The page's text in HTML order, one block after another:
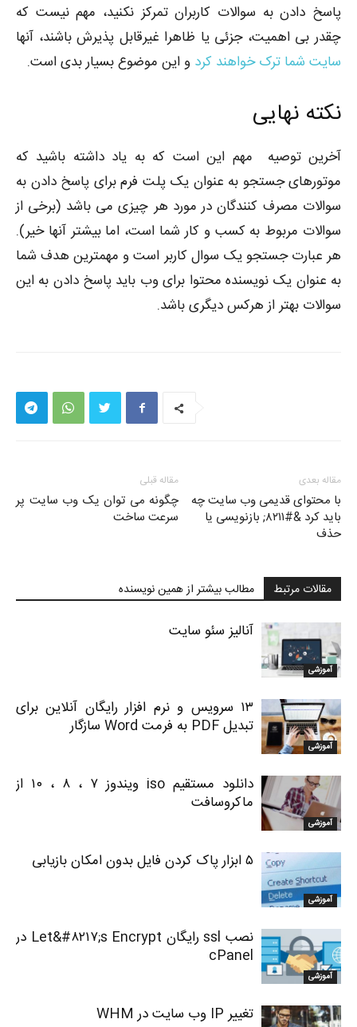
پاسخ دادن به سوالات کاربران تمرکز نکنید، مهم نیست که
چقدر بی اهمیت، جزئی یا ظاهرا غیرقابل پذیرش باشند، آنها
سایت شما ترک خواهند کرد و این موضوع بسیار بدی است.
نکته نهایی
آخرین توصیه مهم این است که به یاد داشته باشید که
موتورهای جستجو به عنوان یک پلت فرم برای پاسخ دادن به
سوالات مصرف کنندگان در مورد هر چیزی می باشد (برخی از
سوالات مربوط به کسب و کار شما است، اما بیشتر آنها خیر).
هر عبارت جستجو یک سوال کاربر است و مهمترین هدف شما
به عنوان یک نویسنده محتوا برای وب باید پاسخ دادن به این
سوالات بهتر از هرکس دیگری باشد.
مقاله قبلی
چگونه می توان یک وب سایت پر
سرعت ساخت
مقاله بعدی
با محتوای قدیمی وب سایت چه
باید کرد &#۸۲۱۱; بازنویسی یا
حذف
مقالات مرتبط مطالب بیشتر از همین نویسنده
آموزشی
آنالیز سئو سایت
آموزشی
۱۳ سرویس و نرم افزار رایگان آنلاین برای
تبدیل PDF به فرمت Word سازگار
آموزشی
دانلود مستقیم iso ویندوز ۷ ، ۸ ، ۱۰ از
ماکروسافت
آموزشی
۵ ابزار پاک کردن فایل بدون امکان بازیابی
آموزشی
نصب ssl رایگان Let&#۸۲۱۷;s Encrypt در
cPanel
تغییر IP وب سایت در WHM